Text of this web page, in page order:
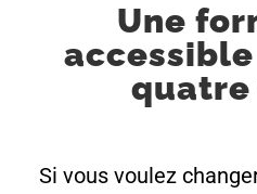
Une
quatre
Si vous voulez